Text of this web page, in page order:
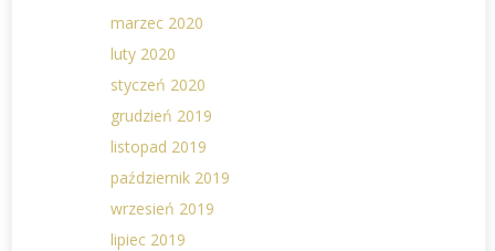
marzec 2020
luty 2020
styczeń 2020
grudzień 2019
listopad 2019
październik 2019
wrzesień 2019
lipiec 2019